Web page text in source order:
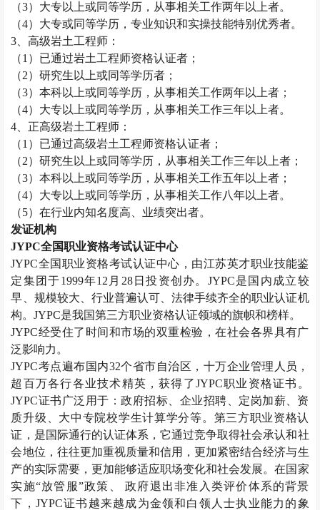
（3）大专以上或同等学历，从事相关工作两年以上者。
（4）大专或同等学历，专业知识和实操技能特别优秀者。
3、高级岩土工程师 ：
（1）已通过岩土工程师资格认证者；
（2）研究生以上或同等学历者；
（3）本科以上或同等学历，从事相关工作两年以上者；
（4）大专以上或同等学历，从事相关工作三年以上者。
4、正高级岩土工程师 ：
（1）已通过高级岩土工程师资格认证者；
（2）研究生以上或同等学历，从事相关工作三年以上者；
（3）本科以上或同等学历，从事相关工作五年以上者；
（4）大专以上或同等学历，从事相关工作八年以上者。
（5）在行业内知名度高、业绩突出者。
发证机构
JYPC全国职业资格考试认证中心
JYPC全国职业资格考试认证中心，由江苏英才职业技能鉴
定集团于1999年12月28日投资创办。JYPC是国内成立较
早、规模较大、行业普遍认可、法律手续齐全的职业认证机
构。JYPC是我国第三方职业资格认证领域的旗帜和榜样。
JYPC经受住了时间和市场的双重检验，在社会各界具有广
泛影响力。
JYPC考点遍布国内32个省市自治区，十万企业管理人员，
超百万各行各业技术精英，获得了JYPC职业资格证书。
JYPC证书广泛用于：政府招标、企业招聘、定岗加薪、资
质升级、大中专院校学生计算学分等。第三方职业资格认
证，是国际通行的认证体系，它通过竞争取得社会承认和社
会地位，往往更加重视质量和信用，更加紧密结合经济与生
产的实际需要，更加能够适应职场变化和社会发展。在国家
实施“放管服”政策、 政府退出非准入类评价体系的背景
下，JYPC证书越来越成为金领和白领人士执业能力的象